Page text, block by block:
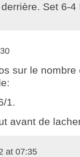
Set 6-4
sur le nombre
1.
avant de
at 07:35